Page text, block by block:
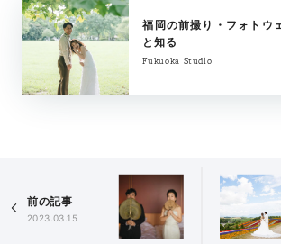
福岡の前撮り・フォトウ
と知る
Fukuoka Studio
前の記事
2023.03.15